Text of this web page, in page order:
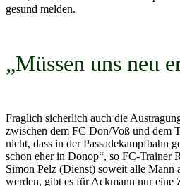
gesund melden.
„Müssen uns neu
Fraglich sicherlich auch die
zwischen dem FC Don/Voß und dem
nicht, dass in der Passadekampfbahn
schon eher in Donop“, so FC-Trainer
Simon Pelz (Dienst) soweit alle Mann
werden, gibt es für Ackmann nur eine